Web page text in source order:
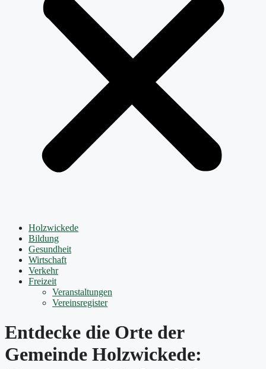
Holzwickede
Bildung
Gesundheit
Wirtschaft
Verkehr
Freizeit
Veranstaltungen
Vereinsregister
Entdecke die Orte der
Gemeinde Holzwickede: